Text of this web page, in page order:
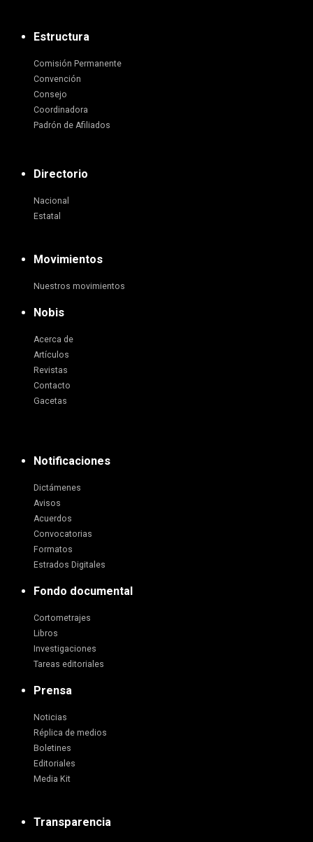
Estructura
Comisión Permanente
Convención
Consejo
Coordinadora
Padrón de Afiliados
Directorio
Nacional
Estatal
Movimientos
Nuestros movimientos
Nobis
Acerca de
Artículos
Revistas
Contacto
Gacetas
Notificaciones
Dictámenes
Avisos
Acuerdos
Convocatorias
Formatos
Estrados Digitales
Fondo documental
Cortometrajes
Libros
Investigaciones
Tareas editoriales
Prensa
Noticias
Réplica de medios
Boletines
Editoriales
Media Kit
Transparencia